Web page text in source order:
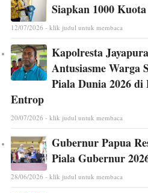
Siapkan 1000
12/07/2026 - klik judul untuk membaca
Kapolresta
Antusiasme Warga
Piala Dunia 2026
Entrop
20/07/2026 - klik judul untuk membaca
Gubernur Papua
Piala Gubernur
28/06/2026 - klik judul untuk membaca